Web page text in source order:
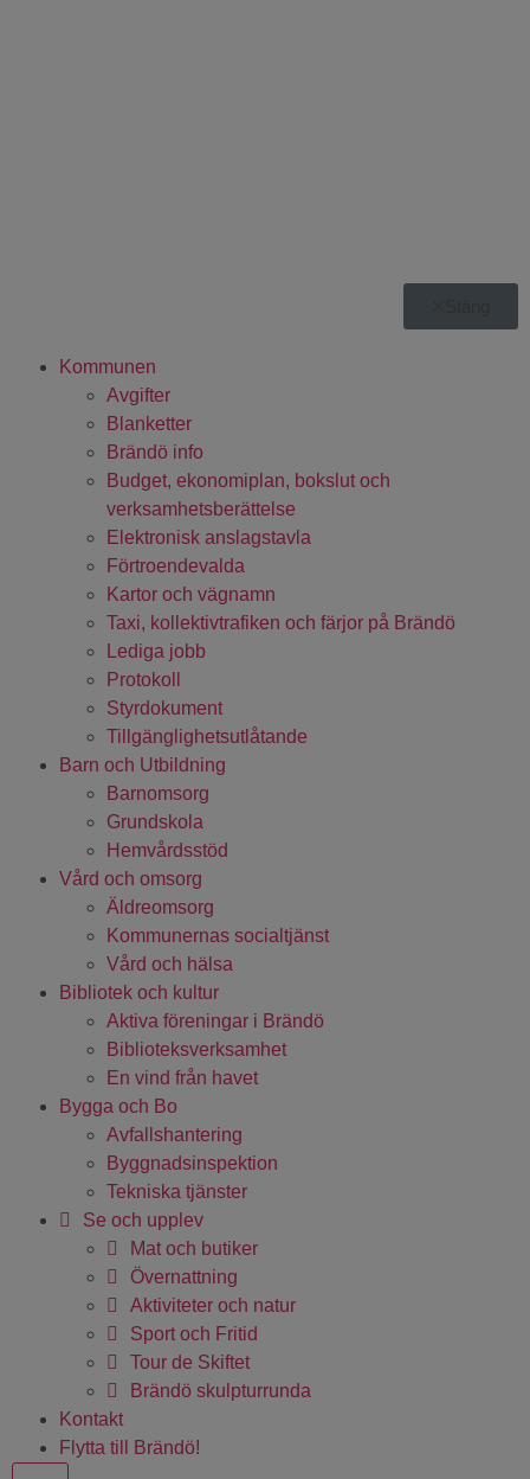
Kommunen
Avgifter
Blanketter
Brändö info
Budget, ekonomiplan, bokslut och
verksamhetsberättelse
Elektronisk anslagstavla
Förtroendevalda
Kartor och vägnamn
Taxi, kollektivtrafiken och färjor på Brändö
Lediga jobb
Protokoll
Styrdokument
Tillgänglighetsutlåtande
Barn och Utbildning
Barnomsorg
Grundskola
Hemvårdsstöd
Vård och omsorg
Äldreomsorg
Kommunernas socialtjänst
Vård och hälsa
Bibliotek och kultur
Aktiva föreningar i Brändö
Biblioteksverksamhet
En vind från havet
Bygga och Bo
Avfallshantering
Byggnadsinspektion
Tekniska tjänster
Se och upplev
Mat och butiker
Övernattning
Aktiviteter och natur
Sport och Fritid
Tour de Skiftet
Brändö skulpturrunda
Kontakt
Flytta till Brändö!